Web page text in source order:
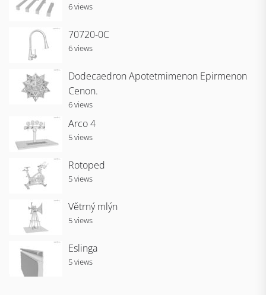
6 views
70720-0C
6 views
Dodecaedron Apotetmimenon Epirmenon
Cenon.
6 views
Arco 4
5 views
Rotoped
5 views
Větrný mlýn
5 views
Eslinga
5 views